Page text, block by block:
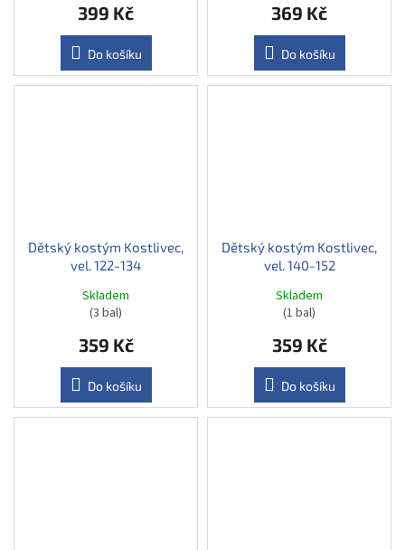
399 Kč
Do košíku
369 Kč
Do košíku
Dětský kostým Kostlivec,
vel. 122-134
Skladem
(3 bal)
359 Kč
Do košíku
Dětský kostým Kostlivec,
vel. 140-152
Skladem
(1 bal)
359 Kč
Do košíku